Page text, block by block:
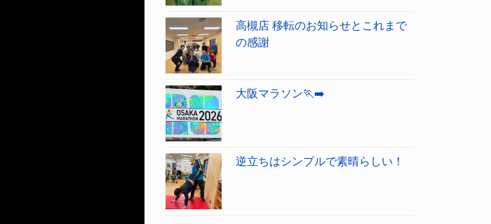
高槻店 移転のお知らせとこれまで
の感謝
大阪マラソン🏃‍➡️
逆立ちはシンプルで素晴らしい！